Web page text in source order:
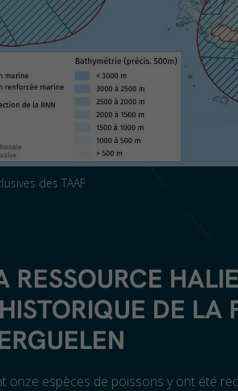
des TAAF
RESSOURCE
DE
onze espèces de poissons y ont été